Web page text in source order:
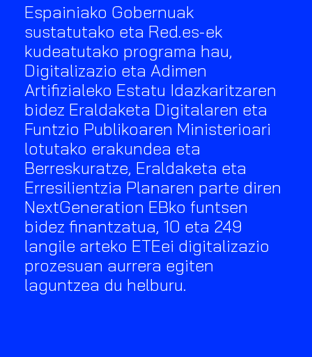
Espainiako Gobernuak
sustatutako eta Red.es-ek
kudeatutako programa hau,
Digitalizazio eta Adimen
Artifizialeko Estatu Idazkaritzaren
bidez Eraldaketa Digitalaren eta
Funtzio Publikoaren Ministerioari
lotutako erakundea eta
Berreskuratze, Eraldaketa eta
Erresilientzia Planaren parte diren
NextGeneration EBko funtsen
bidez finantzatua, 10 eta 249
langile arteko ETEei digitalizazio
prozesuan aurrera egiten
laguntzea du helburu.